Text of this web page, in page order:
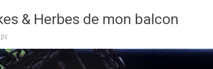
& Herbes de mon balcon